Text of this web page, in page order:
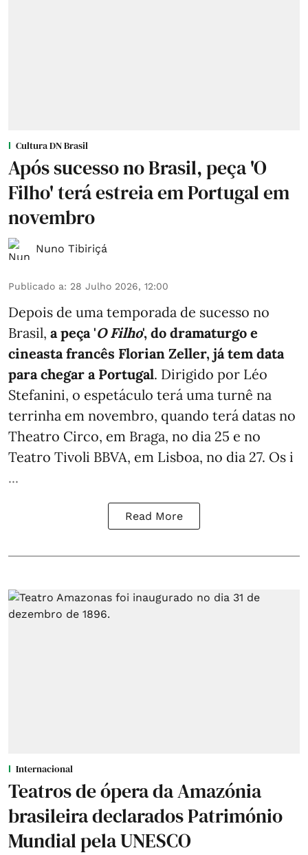
Cultura DN Brasil
Após sucesso no Brasil, peça 'O
Filho' terá estreia em Portugal em
novembro
Nuno Tibiriçá
Publicado a: 28 Julho 2026, 12:00
Depois de uma temporada de sucesso no
Brasil, a peça 'O Filho', do dramaturgo e
cineasta francês Florian Zeller, já tem data
para chegar a Portugal. Dirigido por Léo
Stefanini, o espetáculo terá uma turnê na
terrinha em novembro, quando terá datas no
Theatro Circo, em Braga, no dia 25 e no
Teatro Tivoli BBVA, em Lisboa, no dia 27. Os i
...
Read More
Internacional
Teatros de ópera da Amazónia
brasileira declarados Património
Mundial pela UNESCO